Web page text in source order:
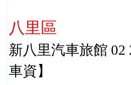
八里區
新八里汽車旅館 02
車資】